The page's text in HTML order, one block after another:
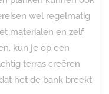
wel regelmatig
materialen en zelf
kun je op een
terras creëren
het de bank breekt.